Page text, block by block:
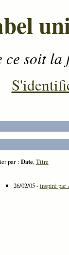
ce soit
par : Date,Titre
26/02/05 -inspiré par